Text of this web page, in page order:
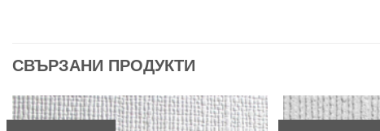
СВЪРЗАНИ ПРОДУКТИ